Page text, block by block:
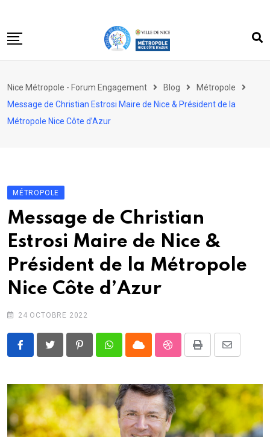
to
Le forum
Acteurs engagés
Nice Métropole - Forum Engagement Blog
Métropole
Message de Christian Estrosi Maire de Nice & Président de la
Métropole Nice Côte d’Azur
MÉTROPOLE
Message de Christian
Estrosi Maire de Nice &
Président de la Métropole
Nice Côte d’Azur
24 OCTOBRE 2022
PinterestWhatsappCloud StumbleUpon
Print
Share
Email